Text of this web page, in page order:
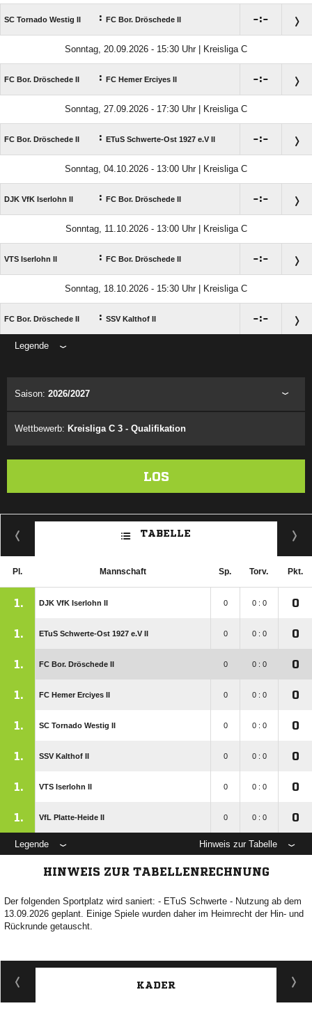
SC Tornado Westig II : FC Bor. Dröschede II :
Sonntag, 20.09.2026 - 15:30 Uhr | Kreisliga C
FC Bor. Dröschede II : FC Hemer Erciyes II :
Sonntag, 27.09.2026 - 17:30 Uhr | Kreisliga C
FC Bor. Dröschede II : ETuS Schwerte-Ost 1927 e.V II :
Sonntag, 04.10.2026 - 13:00 Uhr | Kreisliga C
DJK VfK Iserlohn II : FC Bor. Dröschede II :
Sonntag, 11.10.2026 - 13:00 Uhr | Kreisliga C
VTS Iserlohn II : FC Bor. Dröschede II :
Sonntag, 18.10.2026 - 15:30 Uhr | Kreisliga C
FC Bor. Dröschede II : SSV Kalthof II :
Legende
Saison: 2026/2027
Wettbewerb: Kreisliga C 3 - Qualifikation
LOS
TABELLE
Pl. Mannschaft Sp. Torv. Pkt.
1. DJK VfK Iserlohn II 0 0 : 0 0
1. ETuS Schwerte-Ost 1927 e.V II 0 0 : 0 0
1. FC Bor. Dröschede II 0 0 : 0 0
1. FC Hemer Erciyes II 0 0 : 0 0
1. SC Tornado Westig II 0 0 : 0 0
1. SSV Kalthof II 0 0 : 0 0
1. VTS Iserlohn II 0 0 : 0 0
1. VfL Platte-Heide II 0 0 : 0 0
Legende Hinweis zur Tabelle
HINWEIS ZUR TABELLENRECHNUNG
Der folgenden Sportplatz wird saniert: - ETuS Schwerte - Nutzung ab dem
13.09.2026 geplant. Einige Spiele wurden daher im Heimrecht der Hin- und
Rückrunde getauscht.
KADER